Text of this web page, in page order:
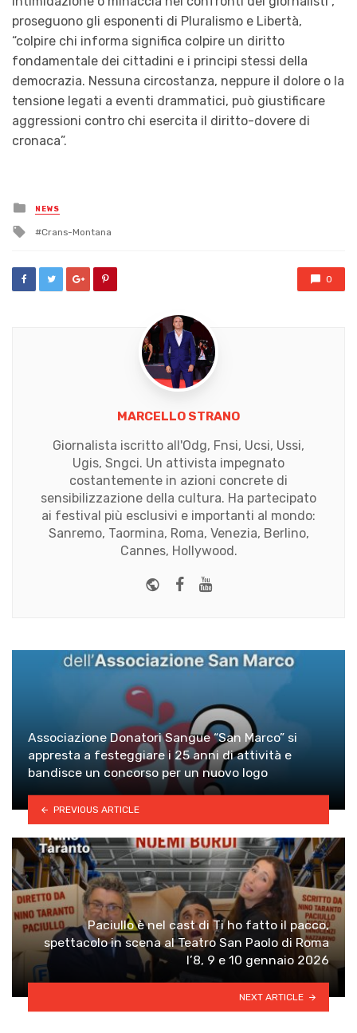
proseguono gli esponenti di Pluralismo e Libertà,
“colpire chi informa significa colpire un diritto
fondamentale dei cittadini e i principi stessi della
democrazia. Nessuna circostanza, neppure il dolore o la
tensione legati a eventi drammatici, può giustificare
aggressioni contro chi esercita il diritto-dovere di
cronaca”.
Posted
in
NEWS
Tagged
Crans-Montana
0
MARCELLO STRANO
Giornalista iscritto all'Odg, Fnsi, Ucsi, Ussi,
Ugis, Sngci. Un attivista impegnato
costantemente in azioni concrete di
sensibilizzazione della cultura. Ha partecipato
ai festival più esclusivi e importanti al mondo:
Sanremo, Taormina, Roma, Venezia, Berlino,
Cannes, Hollywood.
Website
Facebook
Youtube
Associazione Donatori Sangue “San Marco” si
appresta a festeggiare i 25 anni di attività e
bandisce un concorso per un nuovo logo
PREVIOUS ARTICLE
Paciullo è nel cast di Ti ho fatto il pacco,
spettacolo in scena al Teatro San Paolo di Roma
l’8, 9 e 10 gennaio 2026
NEXT ARTICLE